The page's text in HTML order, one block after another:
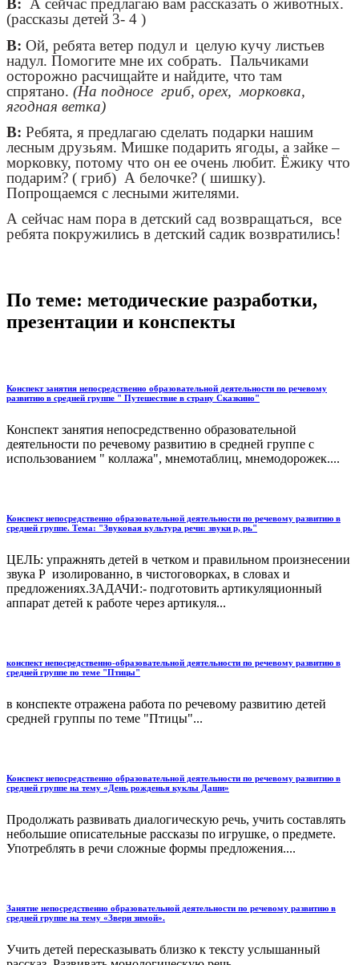
В: А сейчас предлагаю вам рассказать о животных.
(рассказы детей 3- 4 )
В: Ой, ребята ветер подул и целую кучу листьев
надул. Помогите мне их собрать. Пальчиками
осторожно расчищайте и найдите, что там
спрятано. (На подносе гриб, орех, морковка,
ягодная ветка)
В: Ребята, я предлагаю сделать подарки нашим
лесным друзьям. Мишке подарить ягоды, а зайке –
морковку, потому что он ее очень любит. Ёжику что
подарим? ( гриб) А белочке? ( шишку).
Попрощаемся с лесными жителями.
А сейчас нам пора в детский сад возвращаться, все
ребята покружились в детский садик возвратились!
По теме: методические разработки,
презентации и конспекты
Конспект занятия непосредственно образовательной деятельности по речевому
развитию в средней группе " Путешествие в страну Сказкино"
Конспект занятия непосредственно образовательной
деятельности по речевому развитию в средней группе с
использованием " коллажа", мнемотаблиц, мнемодорожек....
Конспект непосредственно образовательной деятельности по речевому развитию в
средней группе. Тема: "Звуковая культура речи: звуки р, рь"
ЦЕЛЬ: упражнять детей в четком и правильном произнесении
звука Р изолированно, в чистоговорках, в словах и
предложениях.ЗАДАЧИ:- подготовить артикуляционный
аппарат детей к работе через артикуля...
конспект непосредственно-образовательной деятельности по речевому развитию в
средней группе по теме "Птицы"
в конспекте отражена работа по речевому развитию детей
средней группы по теме "Птицы"...
Конспект непосредственно образовательной деятельности по речевому развитию в
средней группе на тему «День рожденья куклы Даши»
Продолжать развивать диалогическую речь, учить составлять
небольшие описательные рассказы по игрушке, о предмете.
Употреблять в речи сложные формы предложения....
Занятие непосредственно образовательной деятельности по речевому развитию в
средней группе на тему «Звери зимой».
Учить детей пересказывать близко к тексту услышанный